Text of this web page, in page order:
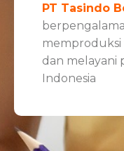
PT Tasindo
dan melayani
Indonesia